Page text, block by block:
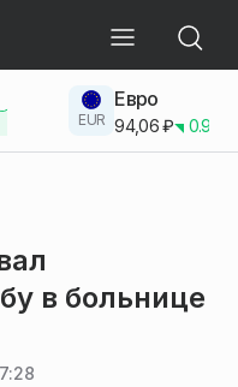
EUR
Евро
94,06₽ 0.93
в больнице